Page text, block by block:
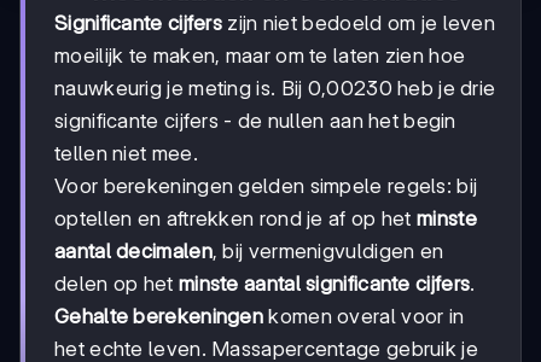
Significante cijfers zijn niet bedoeld om je leven
moeilijk te maken, maar om te laten zien hoe
nauwkeurig je meting is. Bij 0,00230 heb je drie
significante cijfers - de nullen aan het begin
tellen niet mee.
Voor berekeningen gelden simpele regels: bij
optellen en aftrekken rond je af op het minste
aantal decimalen, bij vermenigvuldigen en
delen op het minste aantal significante cijfers.
Gehalte berekeningen komen overal voor in
het echte leven. Massapercentage gebruik je